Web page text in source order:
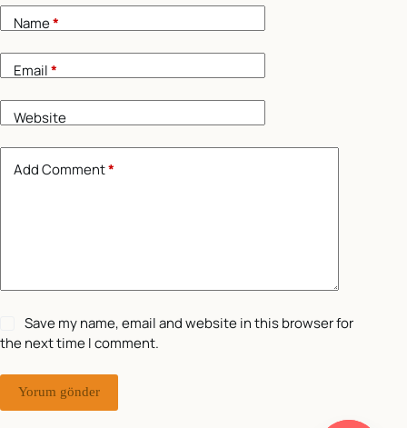
Name*
Email*
Website
Add Comment*
Save my name, email and website in this browser for
the next time I comment.
Yorum gönder